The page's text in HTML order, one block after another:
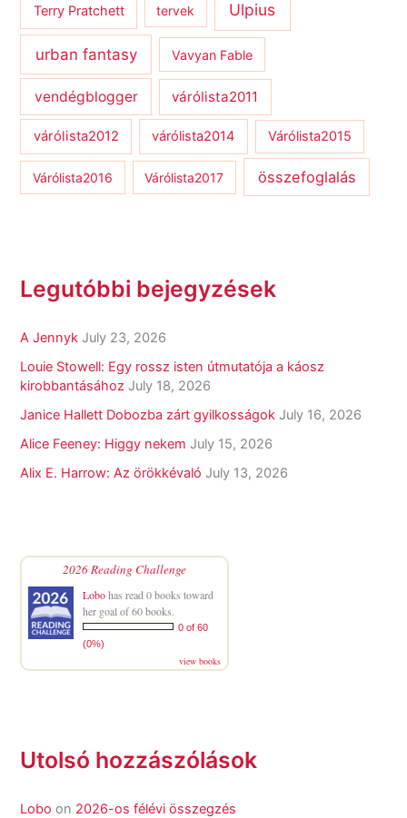
Terry Pratchett tervek Ulpius
urban fantasy Vavyan Fable
vendégblogger várólista2011
várólista2012 várólista2014 Várólista2015
Várólista2016 Várólista2017 összefoglalás
Legutóbbi bejegyzések
A Jennyk July 23, 2026
Louie Stowell: Egy ​rossz isten útmutatója a káosz
kirobbantásához July 18, 2026
Janice Hallett Dobozba zárt gyilkosságok July 16, 2026
Alice Feeney: Higgy nekem July 15, 2026
Alix E. Harrow: Az örökkévaló July 13, 2026
2026 Reading Challenge
Lobohas read 0 books toward
her goal of 60 books.
0 of 60
(0%)
view books
Utolsó hozzászólások
Lobo on 2026-os félévi összegzés